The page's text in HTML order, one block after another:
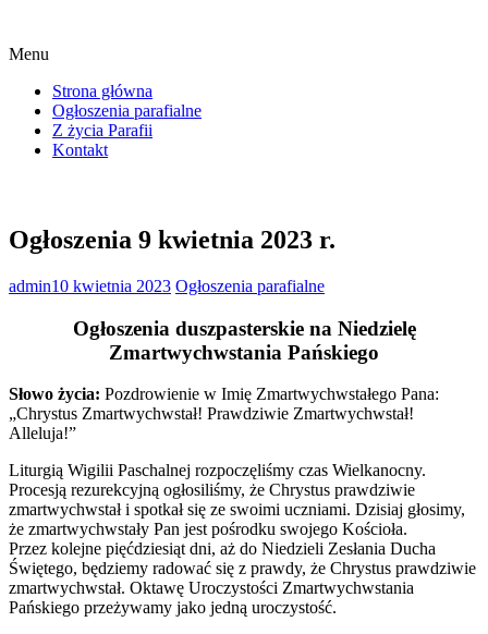
Menu
Strona główna
Ogłoszenia parafialne
Z życia Parafii
Kontakt
Ogłoszenia 9 kwietnia 2023 r.
admin10 kwietnia 2023 Ogłoszenia parafialne
Ogłoszenia duszpasterskie na Niedzielę
Zmartwychwstania Pańskiego
Słowo życia: Pozdrowienie w Imię Zmartwychwstałego Pana:
„Chrystus Zmartwychwstał! Prawdziwie Zmartwychwstał!
Alleluja!”
Liturgią Wigilii Paschalnej rozpoczęliśmy czas Wielkanocny.
Procesją rezurekcyjną ogłosiliśmy, że Chrystus prawdziwie
zmartwychwstał i spotkał się ze swoimi uczniami. Dzisiaj głosimy,
że zmartwychwstały Pan jest pośrodku swojego Kościoła.
Przez kolejne pięćdziesiąt dni, aż do Niedzieli Zesłania Ducha
Świętego, będziemy radować się z prawdy, że Chrystus prawdziwie
zmartwychwstał. Oktawę Uroczystości Zmartwychwstania
Pańskiego przeżywamy jako jedną uroczystość.